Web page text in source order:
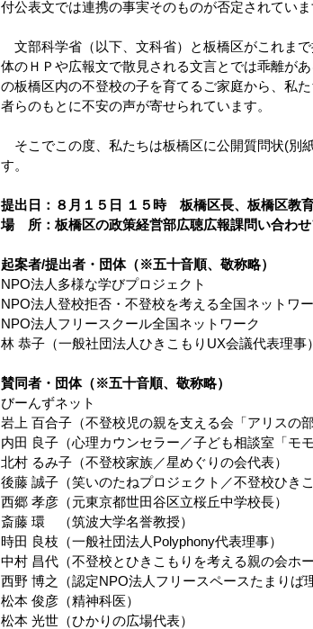
付公表文では連携の事実そのものが否定されていま
文部科学省（以下、文科省）と板橋区がこれま
体のＨＰや広報文で散見される文言とでは乖離が
の板橋区内の不登校の子を育てるご家庭から、私
者らのもとに不安の声が寄せられています。
そこでこの度、私たちは板橋区に公開質問状(別
す。
提出日：８月１５日 １５時　板橋区長、板橋区教
場　所：板橋区の政策経営部広聴広報課問い合わ
起案者/提出者・団体（※五十音順、敬称略）
NPO法人多様な学びプロジェクト
NPO法人登校拒否・不登校を考える全国ネットワ
NPO法人フリースクール全国ネットワーク
林 恭子（一般社団法人ひきこもりUX会議代表理事）
賛同者・団体（※五十音順、敬称略）
びーんずネット
岩上 百合子（不登校児の親を支える会「アリスの部
内田 良子（心理カウンセラー／子ども相談室「モ
北村 るみ子（不登校家族／星めぐりの会代表）
後藤 誠子（笑いのたねプロジェクト／不登校ひき
西郷 孝彦（元東京都世田谷区立桜丘中学校長）
斎藤 環　（筑波大学名誉教授）
時田 良枝（一般社団法人Polyphony代表理事）
中村 昌代（不登校とひきこもりを考える親の会ホ
西野 博之（認定NPO法人フリースペースたまりば
松本 俊彦（精神科医）
松本 光世（ひかりの広場代表）